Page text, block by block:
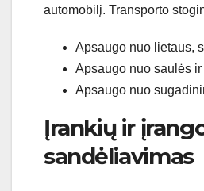
automobilį. Transporto
Apsaugo nuo lietaus,
Apsaugo nuo saulės
Apsaugo nuo
Įrankių ir
sandėliavimas